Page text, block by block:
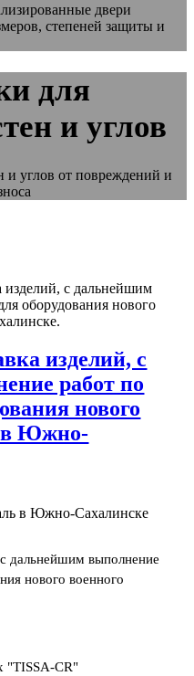
двери
степеней защиты и
для
и углов
углов от повреждений и
изделий, с дальнейшим
оборудования нового
изделий, с
работ по
нового
в Южно-
дальнейшим выполнение
нового военного
"TISSA-CR"